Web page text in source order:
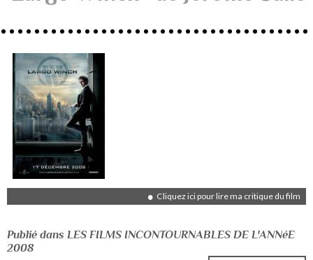
Cliquez ici pour lire ma critique du film
Publié dans LES FILMS INCONTOURNABLES DE L'ANNéE
2008